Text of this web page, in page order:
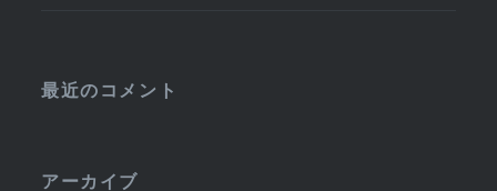
最近のコメント
アーカイブ